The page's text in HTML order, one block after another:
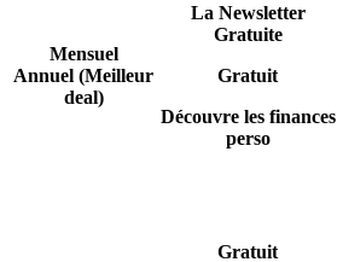
Mensuel
Annuel (Meilleur
deal)
La Newsletter
Gratuite
Gratuit
Découvre les finances
perso
Gratuit